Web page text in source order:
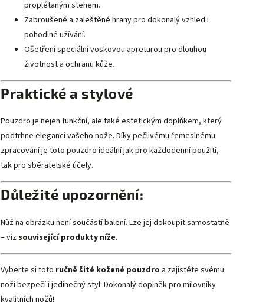
proplétaným stehem.
Zabroušené a zaleštěné hrany pro dokonalý vzhled i
pohodlné užívání.
Ošetření speciální voskovou apreturou pro dlouhou
životnost a ochranu kůže.
Praktické a stylové
Pouzdro je nejen funkční, ale také estetickým doplňkem, který
podtrhne eleganci vašeho nože. Díky pečlivému řemeslnému
zpracování je toto pouzdro ideální jak pro každodenní použití,
tak pro sběratelské účely.
Důležité upozornění:
Nůž na obrázku není součástí balení. Lze jej dokoupit samostatně
– vizsouvisející produkty níže.
Vyberte si toto ručně šité kožené pouzdro a zajistěte svému
noži bezpečí i jedinečný styl. Dokonalý doplněk pro milovníky
kvalitních nožů!